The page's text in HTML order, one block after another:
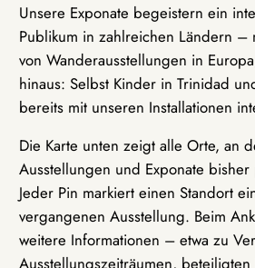
Unsere Exponate begeistern ein
Publikum in zahlreichen Ländern –
von Wanderausstellungen in
hinaus: Selbst Kinder in Trinidad
bereits mit unseren Installationen
Die Karte unten zeigt alle Orte, an
Ausstellungen und Exponate
Jeder Pin markiert einen Standort
vergangenen Ausstellung. Beim
weitere Informationen – etwa zu